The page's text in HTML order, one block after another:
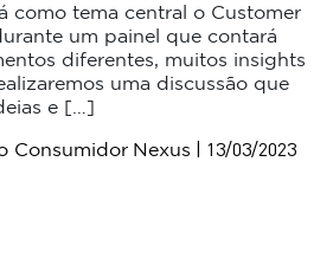
como tema central o Customer
um painel que contará
diferentes, muitos insights
uma discussão que
e […]
Consumidor Nexus | 13/03/2023